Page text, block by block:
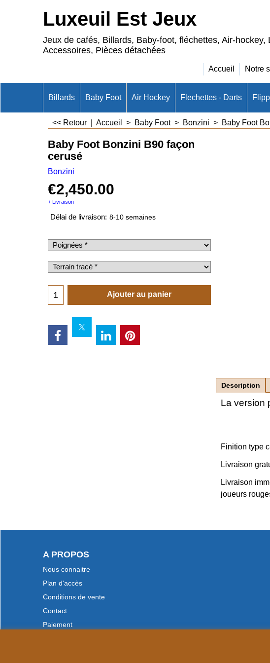
Luxeuil Est Jeux
Jeux de cafés, Billards, Baby-foot, fléchettes, Air-hockey,
Accessoires, Pièces détachées
Accueil Notre
Billards Baby Foot Air Hockey Flechettes - Darts
<< Retour Accueil > Baby Foot> Bonzini > Baby Foot
Baby Foot Bonzini B90 façon
cerusé
Bonzini
€2,450.00
+ Livraison
Délai de livraison: 8-10 semaines
Ajouter au panier
Description
La version
Finition type
Livraison
Livraison
joueurs
A PROPOS
Nous connaitre
Plan d'accès
Conditions de vente
Contact
Paiement